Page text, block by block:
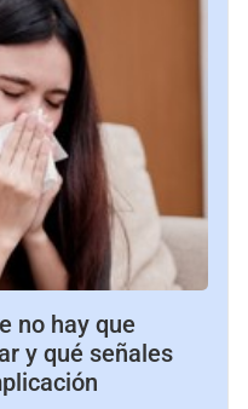
no hay que
y qué señales